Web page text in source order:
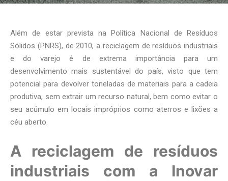
Além de estar prevista na Política Nacional de Resíduos
Sólidos (PNRS), de 2010, a reciclagem de resíduos industriais
e do varejo é de extrema importância para um
desenvolvimento mais sustentável do país, visto que tem
potencial para devolver toneladas de materiais para a cadeia
produtiva, sem extrair um recurso natural, bem como evitar o
seu acúmulo em locais impróprios como aterros e lixões a
céu aberto.
A reciclagem de resíduos
industriais com a Inovar